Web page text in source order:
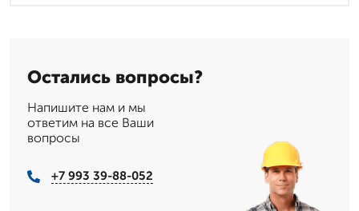
Остались вопросы?
Напишите нам и мы
ответим на все Ваши
вопросы
+7 993 39-88-052